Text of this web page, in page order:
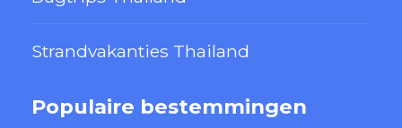
Strandvakanties Thailand
Populaire bestemmingen